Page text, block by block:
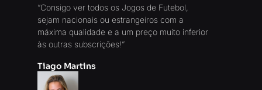
“Consigo ver todos os Jogos de Futebol,
sejam nacionais ou estrangeiros com a
máxima qualidade e a um preço muito inferior
às outras subscrições!”
Tiago Martins